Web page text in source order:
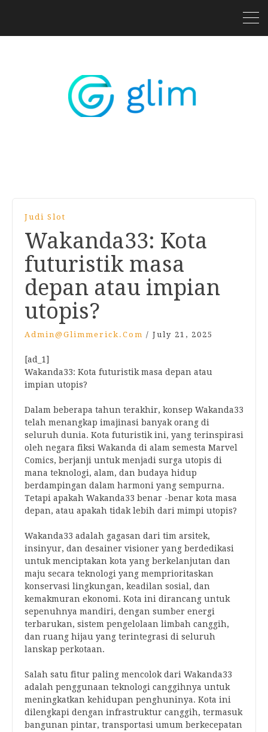
Judi Slot
Wakanda33: Kota
futuristik masa
depan atau impian
utopis?
Admin@glimmerick.com / July 21, 2025
[ad_1]
Wakanda33: Kota futuristik masa depan atau
impian utopis?
Dalam beberapa tahun terakhir, konsep Wakanda33
telah menangkap imajinasi banyak orang di
seluruh dunia. Kota futuristik ini, yang terinspirasi
oleh negara fiksi Wakanda di alam semesta Marvel
Comics, berjanji untuk menjadi surga utopis di
mana teknologi, alam, dan budaya hidup
berdampingan dalam harmoni yang sempurna.
Tetapi apakah Wakanda33 benar -benar kota masa
depan, atau apakah tidak lebih dari mimpi utopis?
Wakanda33 adalah gagasan dari tim arsitek,
insinyur, dan desainer visioner yang berdedikasi
untuk menciptakan kota yang berkelanjutan dan
maju secara teknologi yang memprioritaskan
konservasi lingkungan, keadilan sosial, dan
kemakmuran ekonomi. Kota ini dirancang untuk
sepenuhnya mandiri, dengan sumber energi
terbarukan, sistem pengelolaan limbah canggih,
dan ruang hijau yang terintegrasi di seluruh
lanskap perkotaan.
Salah satu fitur paling mencolok dari Wakanda33
adalah penggunaan teknologi canggihnya untuk
meningkatkan kehidupan penghuninya. Kota ini
dilengkapi dengan infrastruktur canggih, termasuk
bangunan pintar, transportasi umum berkecepatan